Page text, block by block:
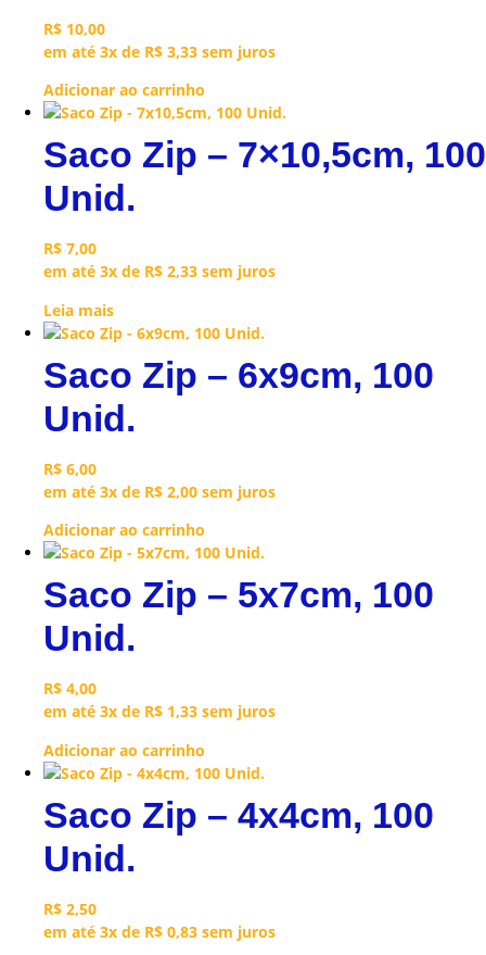
R$ 10,00
em até 3x de R$ 3,33 sem juros
Adicionar ao carrinho
Saco Zip – 7×10,5cm, 100
Unid.
R$ 7,00
em até 3x de R$ 2,33 sem juros
Leia mais
Saco Zip – 6x9cm, 100
Unid.
R$ 6,00
em até 3x de R$ 2,00 sem juros
Adicionar ao carrinho
Saco Zip – 5x7cm, 100
Unid.
R$ 4,00
em até 3x de R$ 1,33 sem juros
Adicionar ao carrinho
Saco Zip – 4x4cm, 100
Unid.
R$ 2,50
em até 3x de R$ 0,83 sem juros